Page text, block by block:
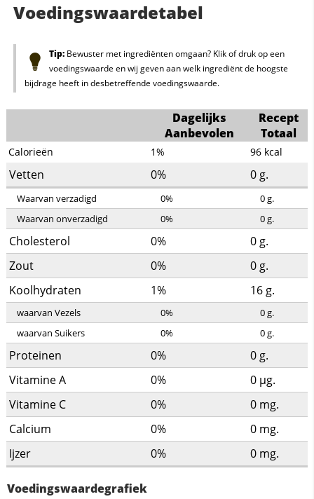
Voedingswaardetabel
Tip:Bewuster met ingrediënten omgaan? Klik of druk op een
voedingswaarde en wij geven aan welk ingrediënt de hoogste
bijdrage heeft in desbetreffende voedingswaarde.
Dagelijks
Aanbevolen
Recept
Totaal
Calorieën 1% 96 kcal
Vetten 0% 0g.
Waarvan verzadigd 0% 0g.
Waarvan onverzadigd
0% 0g.
Cholesterol 0% 0g.
Zout
0% 0g.
Koolhydraten
1% 16g.
waarvan Vezels 0% 0g.
waarvan Suikers
0% 0g.
Proteinen 0% 0g.
Vitamine A
0% 0 µg.
Vitamine C
0% 0 mg.
Calcium
0% 0 mg.
Ijzer
0% 0 mg.
Voedingswaardegrafiek